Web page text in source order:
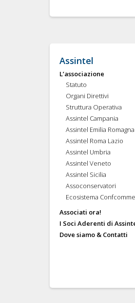
Assintel
L’associazione
Statuto
Organi Direttivi
Struttura Operativa
Assintel Campania
Assintel Emilia Romagna
Assintel Roma Lazio
Assintel Umbria
Assintel Veneto
Assintel Sicilia
Assoconservatori
Ecosistema
Associati ora!
I Soci Aderenti di
Dove siamo & Contatti